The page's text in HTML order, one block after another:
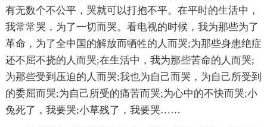
有无数个不公平，哭就可以打抱不平。在平时的生活中，
我常常哭，为了一切而哭。看电视的时候，我为那些为了
革命，为了全中国的解放而牺牲的人而哭;为那些身患绝症
还不屈不挠的人而哭;在生活中，我为那些苦命的人而哭;
为那些受到压迫的人而哭;我也为自己而哭，为自己所受到
的委屈而哭;为自己所受的痛苦而哭;为心中的不快而哭;小
兔死了，我要哭;小草残了，我要哭……